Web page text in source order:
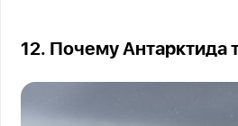
12. Почему Антарктида